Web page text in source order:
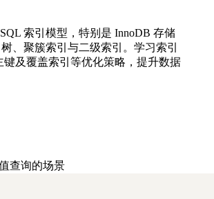
索引模型，特别是 InnoDB 存储
、聚簇索引与二级索引。学习索引
键及覆盖索引等优化策略，提升数据
查询的场景